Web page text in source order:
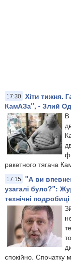
17:30 Хіти тижня.
КамАЗа", - Злий
В
ракетного тягача
17:15
"А ви
узагалі було?":
технічні подробиці
спокійно. Спочатку